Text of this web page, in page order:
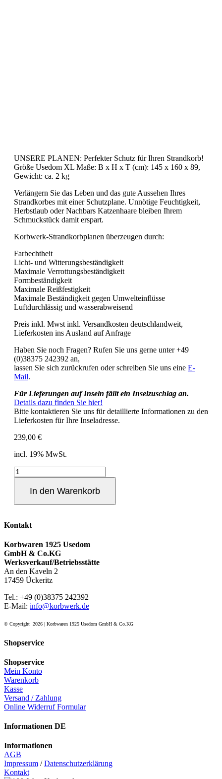
UNSERE PLANEN: Perfekter Schutz für Ihren Strandkorb!
Größe Usedom XL Maße: B x H x T (cm): 145 x 160 x 89,
Gewicht: ca. 2 kg
Verlängern Sie das Leben und das gute Aussehen Ihres
Strandkorbes mit einer Schutzplane. Unnötige Feuchtigkeit,
Herbstlaub oder Nachbars Katzenhaare bleiben Ihrem
Schmuckstück damit erspart.
Korbwerk-Strandkorbplanen überzeugen durch:
Farbechtheit
Licht- und Witterungsbeständigkeit
Maximale Verrottungsbeständigkeit
Formbeständigkeit
Maximale Reißfestigkeit
Maximale Beständigkeit gegen Umwelteinflüsse
Luftdurchlässig und wasserabweisend
Preis inkl. Mwst inkl. Versandkosten deutschlandweit,
Lieferkosten ins Ausland auf Anfrage
Haben Sie noch Fragen? Rufen Sie uns gerne unter +49
(0)38375 242392 an,
lassen Sie sich zurückrufen oder schreiben Sie uns eine E-
Mail.
Für Lieferungen auf Inseln fällt ein Inselzuschlag an.
Details dazu finden Sie hier!
Bitte kontaktieren Sie uns für detaillierte Informationen zu den
Lieferkosten für Ihre Inseladresse.
239,00 €
incl. 19% MwSt.
Strandkorbplane
Ostseeform
Größe
in
Menge
In den Warenkorb
Kontakt
Korbwaren 1925 Usedom
GmbH & Co.KG
Werksverkauf/Betriebsstätte
An den Kaveln 2
17459 Ückeritz
Tel.: +49 (0)38375 242392
E-Mail: info@korbwerk.de
© Copyright 2026 | Korbwaren 1925 Usedom GmbH & Co.KG
Shopservice
Shopservice
Mein Konto
Warenkorb
Kasse
Versand / Zahlung
Online Widerruf Formular
Informationen DE
Informationen
AGB
Impressum /Datenschutzerklärung
Kontakt